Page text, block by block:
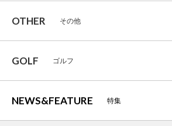
OTHER その他
GOLF ゴルフ
NEWS&FEATURE 特集